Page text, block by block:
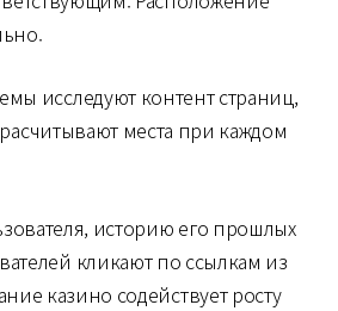
исследуют контент страниц,
места при каждом
историю его прошлых
кликают по ссылкам из
казино содействует росту